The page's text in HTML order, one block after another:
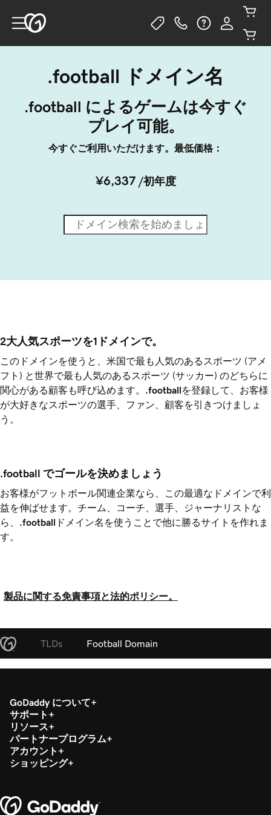
.football ドメイン名
.football によるゲームは今すぐ
プレイ可能。
今すぐご利用いただけます。最低価格：
¥6,337 /初年度
2大人気スポーツを1ドメインで。
このドメインを使うと、米国で最も人気のあるスポーツ (アメ
フト) と世界で最も人気のあるスポーツ (サッカー) のどちらに
関心がある顧客も呼び込めます。
.footballを登録して、お客様
が大好きなスポーツの選手、ファン、顧客を引きつけましょ
う。
.football でゴールを決めましょう
お客様がフットボール関連企業なら、この最適なドメインで利
益を伸ばせます。チーム、コーチ、選手、ジャーナリストな
ら、
.football ドメイン名を使うことで他に勝るサイトを作れま
す。
製品に関する免責事項と法的ポリシー。
TLDs Football Domain
GoDaddy について
サポート
リソース
パートナープログラム
アカウント
ショッピング